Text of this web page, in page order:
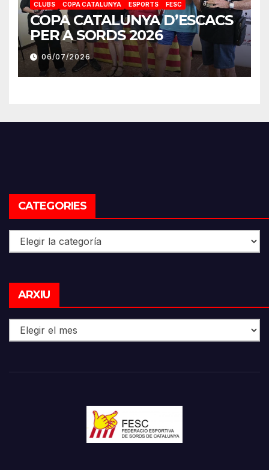
CLUBS COPA CATALUNYA ESPORTS FESC
COPA CATALUNYA D’ESCACS
PER A SORDS 2026
06/07/2026
CATEGORIES
Categories
ARXIU